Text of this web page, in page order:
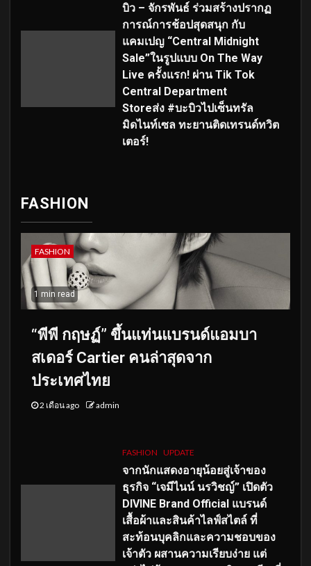
บิว – จักรพันธ์ ร่วมสร้างปรากฏ
การณ์การช้อปสุดสนุก กับ
แคมเปญ “Central Midnight
Sale”ในรูปแบบ On The Way
Live ครั้งแรก! ผ่าน Tik Tok
Central Department
Storeส่ง #บะบิวไปเซ็นทรัล
มิดไนท์เซล ทะยานติดเทรนด์ทวิต
เตอร์!
FASHION
FASHION
1 min read
“พีพี กฤษฏ์” ขึ้นแท่นแบรนด์แอมบา
สเดอร์ Cartier คนล่าสุดจาก
ประเทศไทย
2 เดือน ago admin
FASHION UPDATE
จากนักแสดงอายุน้อยสู่เจ้าของ
ธุรกิจ “เจมีไนน์ นรวิชญ์” เปิดตัว
DIVINE Brand Official แบรนด์
เสื้อผ้าและสินค้าไลฟ์สไตล์ ที่
สะท้อนบุคลิกและความชอบของ
เจ้าตัว ผสานความเรียบง่าย แต่